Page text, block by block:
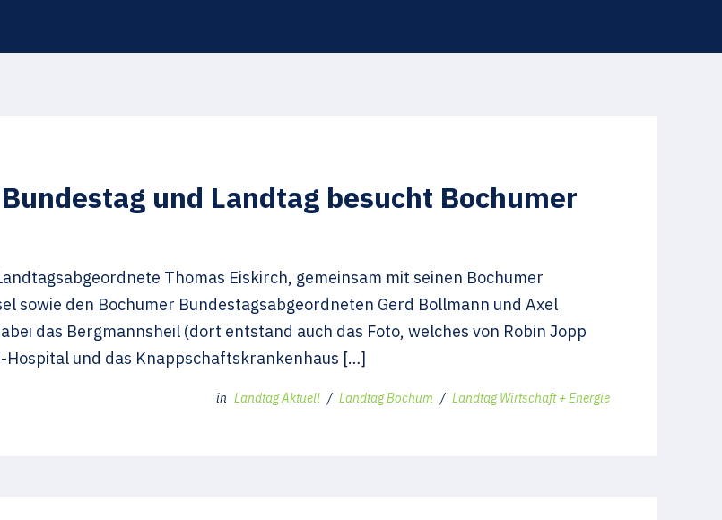
und Landtag besucht Bochumer
Thomas Eiskirch, gemeinsam mit seinen Bochumer
sowie den Bochumer Bundestagsabgeordneten Gerd Bollmann und Axel
das Bergmannsheil (dort entstand auch das Foto, welches von Robin Jopp
und das Knappschaftskrankenhaus […]
in Landtag Aktuell / Landtag Bochum / Landtag Wirtschaft + Energie